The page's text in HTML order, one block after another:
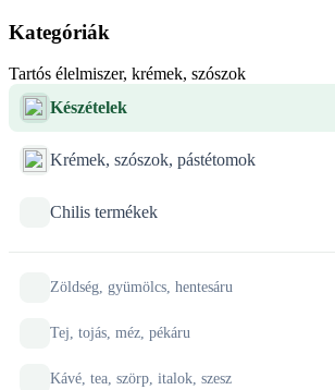
Kategóriák
Tartós élelmiszer, krémek, szószok
Készételek
Krémek, szószok, pástétomok
Chilis termékek
Zöldség, gyümölcs, hentesáru
Tej, tojás, méz, pékáru
Kávé, tea, szörp, italok, szesz